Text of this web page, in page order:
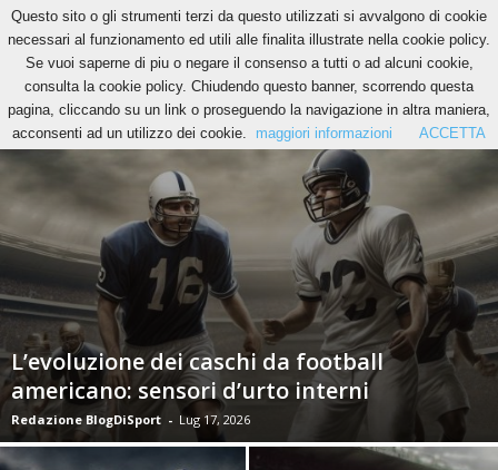
ATLETICA FOOTBALL AMERICANO NUOTO RUGBY VELA
L’evoluzione dei caschi da football
americano: sensori d’urto interni
Redazione BlogDiSport - Lug 17, 2026
Questo sito o gli strumenti terzi da questo utilizzati si avvalgono di cookie
necessari al funzionamento ed utili alle finalita illustrate nella cookie policy.
Se vuoi saperne di piu o negare il consenso a tutti o ad alcuni cookie,
consulta la cookie policy. Chiudendo questo banner, scorrendo questa
pagina, cliccando su un link o proseguendo la navigazione in altra maniera,
acconsenti ad un utilizzo dei cookie.
maggiori informazioni ACCETTA